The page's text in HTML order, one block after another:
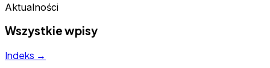
Aktualności
Wszystkie wpisy
Indeks →